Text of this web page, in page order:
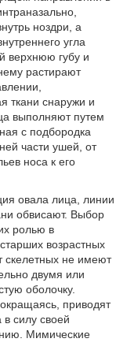
ноздри, а
угла
верхнюю губу и
растирают
ткани снаружи и
выполняют путем
с подбородка
части ушей, от
носа к его
овала лица, линии
обвисают. Выбор
ролью в
возрастных
скелетных не имеют
двумя или
оболочку.
приводят
силу своей
Мимические